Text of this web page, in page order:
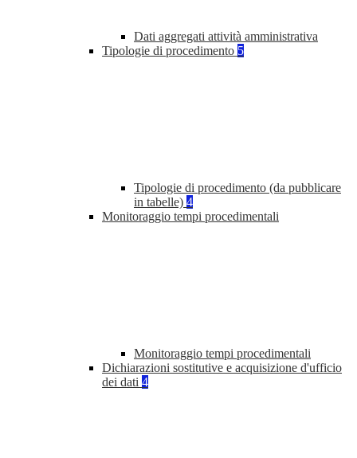
Dati aggregati attività amministrativa
Tipologie di procedimento 5
Tipologie di procedimento (da pubblicare
in tabelle) 4
Monitoraggio tempi procedimentali
Monitoraggio tempi procedimentali
Dichiarazioni sostitutive e acquisizione d'ufficio
dei dati 4